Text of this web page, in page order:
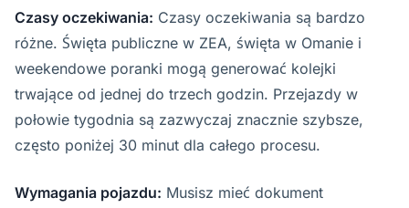
Czasy oczekiwania: Czasy oczekiwania są bardzo
różne. Święta publiczne w ZEA, święta w Omanie i
weekendowe poranki mogą generować kolejki
trwające od jednej do trzech godzin. Przejazdy w
połowie tygodnia są zazwyczaj znacznie szybsze,
często poniżej 30 minut dla całego procesu.
Wymagania pojazdu: Musisz mieć dokument